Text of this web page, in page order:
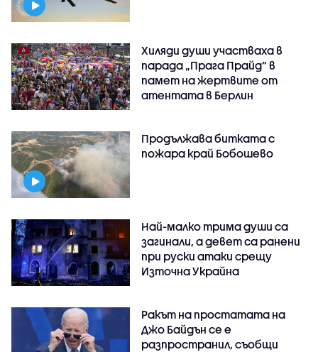
Хиляди души участваха в
парада „Прага Прайд“ в
памет на жертвите от
атентата в Берлин
Продължава битката с
пожара край Бобошево
Най-малко трима души са
загинали, а девет са ранени
при руски атаки срещу
Източна Украйна
Ракът на простатата на
Джо Байдън се е
разпространил, съобщи